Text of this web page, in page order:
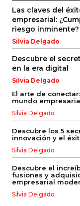
Las claves del
empresarial:
riesgo inminente?
Silvia Delgado
Descubre el
en la era digital
Silvia Delgado
El arte de
mundo
Silvia Delgado
Descubre los 5
innovación y el
Silvia Delgado
Descubre el
fusiones y
empresarial
Silvia Delgado